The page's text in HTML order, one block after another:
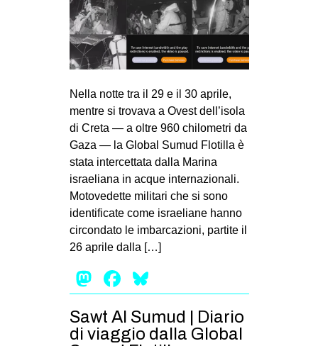
Nella notte tra il 29 e il 30 aprile,
mentre si trovava a Ovest dell’isola
di Creta — a oltre 960 chilometri da
Gaza — la Global Sumud Flotilla è
stata intercettata dalla Marina
israeliana in acque internazionali.
Motovedette militari che si sono
identificate come israeliane hanno
circondato le imbarcazioni, partite il
26 aprile dalla […]
Mastodon
Facebook
Sawt Al Sumud | Diario
di viaggio dalla Global